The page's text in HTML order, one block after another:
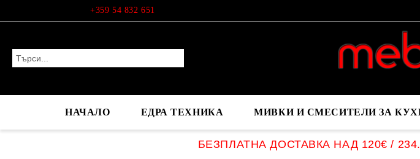
+359 54 832 651
НАЧАЛО ЕДРА ТЕХНИКА МИВКИ И СМЕСИТЕЛИ ЗА
БЕЗПЛАТНА ДОСТАВКА НАД 120€ /